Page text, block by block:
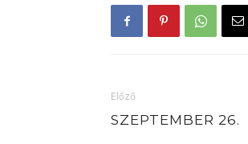
Előző
SZEPTEMBER 26.